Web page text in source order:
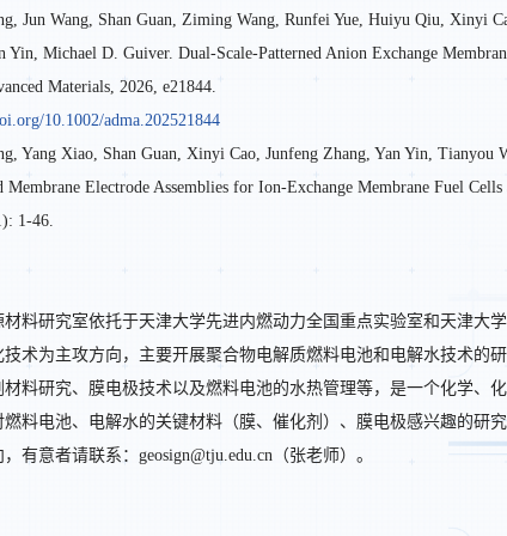
Jun Wang, Shan Guan, Ziming Wang, Runfei Yue, Huiyu Qiu, Xinyi
Yin, Michael D. Guiver. Dual-Scale-Patterned Anion Exchange
Materials, 2026, e21844.
10.1002/adma.202521844
Yang Xiao, Shan Guan, Xinyi Cao, Junfeng Zhang, Yan Yin, Tianyou
Membrane Electrode Assemblies for Ion-Exchange Membrane Fuel
1-46.
料研究室依托于天津大学先进内燃动力全国重点实验室和天津大
术为主攻方向，主要开展聚合物电解质燃料电池和电解水技术的
料研究、膜电极技术以及燃料电池的水热管理等，是一个化学、
料电池、电解水的关键材料（膜、催化剂）、膜电极感兴趣的研
有意者请联系：geosign@tju.edu.cn（张老师）。